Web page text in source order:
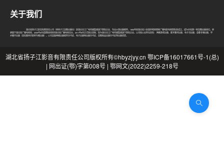
关于我们
湖北省扬子江影音有限责任公司（原扬子江音像出版社）是湖北长江广电传媒集团旗下国有企业，专业从事出版服务。1983年经湖北省人民政府和原国家广播电影电视部批准成立，成为全省第一家音像出版单位。原
隶属于湖北省广播电视局，2006年8月成建制划转到湖北省广播电视总台，2011年8月正式转企改制，现为湖北长江广电传媒集团旗下国有企业。公司核心业务包括有： 网络游戏出版、数字教材出版、电子书出版、音像专辑出版、学
术著作出版（高校教师评职称专著出版）。公司具备网络出版服务许可证、电子出版物出版许可证、音像制品出版许可证等出版资质。
湖北省扬子江影音有限责任公司版权所有©hbyzjyy.cn 鄂ICP备16017661号-1(总)
| 网出证(鄂)字第008号 | 鄂网文(2022)2259-218号